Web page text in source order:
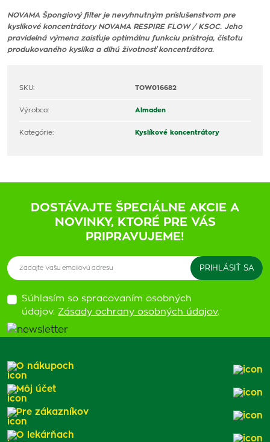
NOVAMA Špongiový filter je nevyhnutným príslušenstvom pre
kyslíkové koncentrátory NOVAMA RESPIRE FLOW / KSOC. Jeho
pravidelná výmena zaisťuje optimálnu funkciu prístroja, čistotu
produkovaného kyslíka a dlhú životnosť koncentrátora.
SKU: TOW016682
Výrobca: Almaden
Kategórie: Kyslíkové koncentrátory
DOSTÁVAJTE ŠPECIÁLNE AKCIE A
NOVINKY, KTORÉ PRE VÁS
PRIPRAVUJEME!
Súhlasím so spracovaním osobných
údajov. Zásady ochrany osobných údajov.
O nákupoch
Môj účet
Pre zákazníkov
O lekárňach